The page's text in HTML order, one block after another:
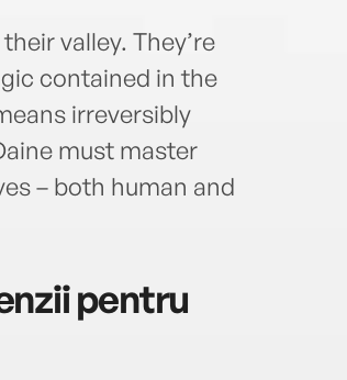
valley. They’re
contained in the
irreversibly
must master
– both human and
pentru